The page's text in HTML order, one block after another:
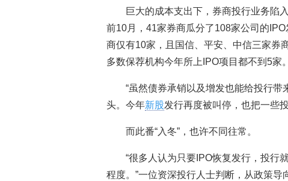
巨大的成本支出下，券商投行业务陷
前10月，41家券商瓜分了108家公司的
商仅有10家，且国信、平安、中信三家券
多数保荐机构今年所上IPO项目都不到5家。
“虽然债券承销以及增发也能给投行
头。今年新股发行再度被叫停，也把一些
而此番“入冬”，也许不同往常。
“很多人认为只要IPO恢复发行，投行
程度。”一位资深投行人士判断，从政策